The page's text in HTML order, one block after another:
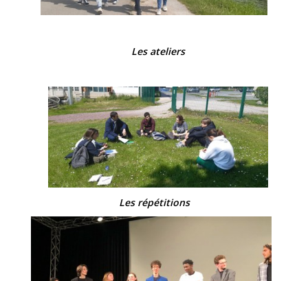
Les ateliers
Les répétitions